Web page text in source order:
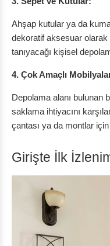
Ahşap kutular ya da
dekoratif aksesuar olarak
tanıyacağı kişisel
4. Çok Amaçlı
Depolama alanı bulunan
saklama ihtiyacını
çantası ya da montlar
Girişte İlk